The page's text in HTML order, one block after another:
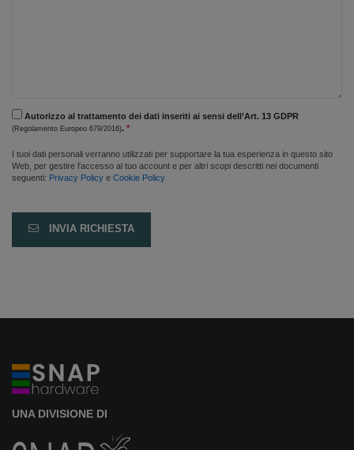
Autorizzo al trattamento dei dati inseriti ai sensi dell’Art. 13 GDPR
(Regolamento Europeo 679/2016). *
I tuoi dati personali verranno utilizzati per supportare la tua esperienza in questo sito
Web, per gestire l'accesso al tuo account e per altri scopi descritti nei documenti
seguenti: Privacy Policy e Cookie Policy
INVIA RICHIESTA
UNA DIVISIONE DI